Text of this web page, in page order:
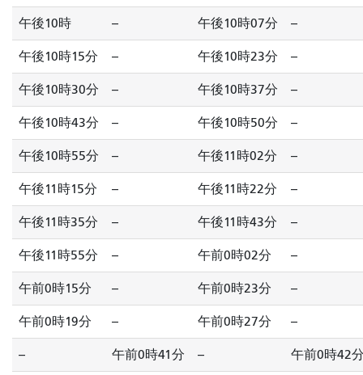
午後10時 -- 午後10時07分 --
午後10時15分 -- 午後10時23分 --
午後10時30分 -- 午後10時37分 --
午後10時43分 -- 午後10時50分 --
午後10時55分 -- 午後11時02分 --
午後11時15分 -- 午後11時22分 --
午後11時35分 -- 午後11時43分 --
午後11時55分 -- 午前0時02分 --
午前0時15分 -- 午前0時23分 --
午前0時19分 -- 午前0時27分 --
-- 午前0時41分 -- 午前0時42